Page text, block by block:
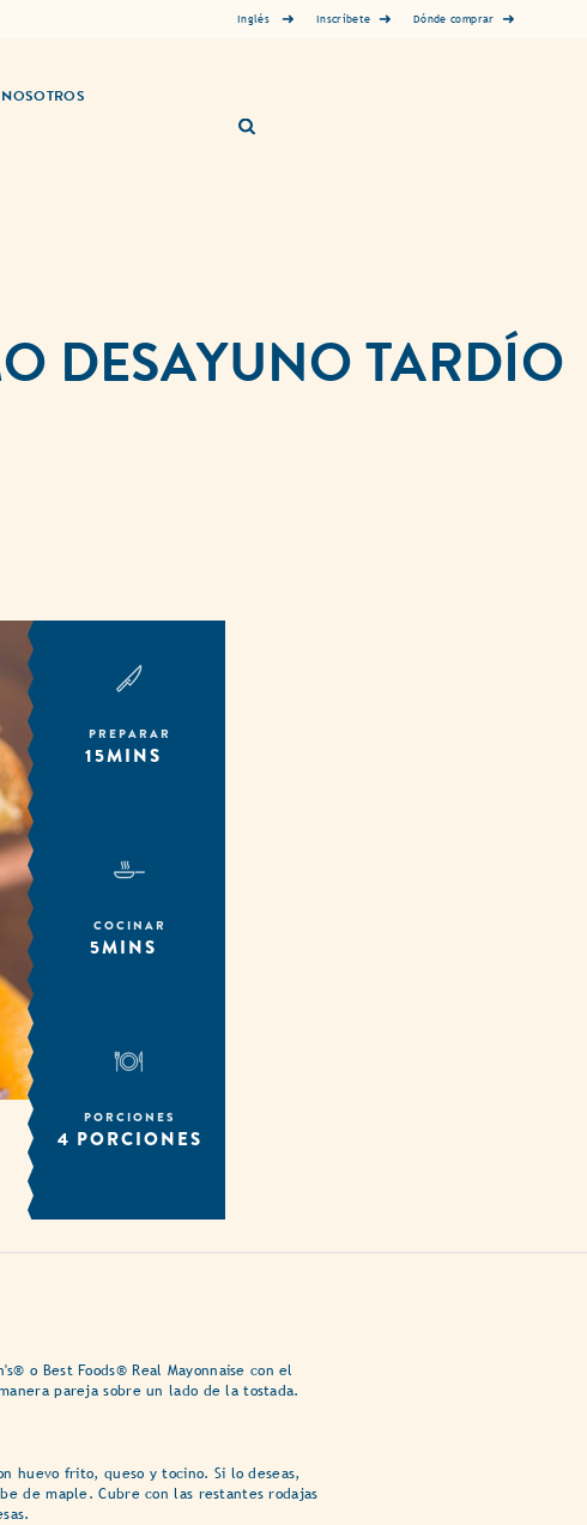
Inglés Inscríbete Dónde comprar
DESAYUNO TARDÍO
PREPARAR
15MINS
COCINAR
5MINS
PORCIONES
4 PORCIONES
o Best Foods® Real Mayonnaise con el
pareja sobre un lado de la tostada.
huevo frito, queso y tocino. Si lo deseas,
de maple. Cubre con las restantes rodajas